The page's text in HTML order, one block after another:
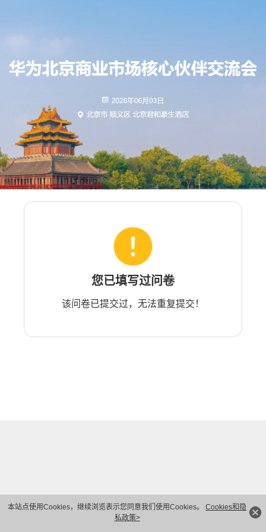
本站点使用Cookies，继续浏览表示您同意我们使用Cookies。 Cookies和隐
私政策>
您已填写过问卷
该问卷已提交过，无法重复提交！